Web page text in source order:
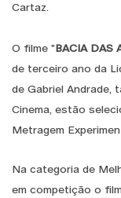
Cartaz.
O filme "BACIA DAS
de terceiro ano da
de Gabriel Andrade,
Cinema, estão
Metragem
Na categoria de
em competição o